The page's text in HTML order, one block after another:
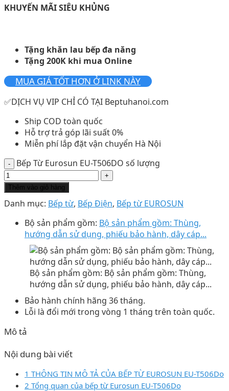
KHUYẾN MÃI SIÊU KHỦNG
Tặng khăn lau bếp đa năng
Tặng 200K khi mua Online
MUA GIÁ TỐT HƠN Ở LINK NÀY
✅DỊCH VỤ VIP CHỈ CÓ TẠI Beptuhanoi.com
Ship COD toàn quốc
Hỗ trợ trả góp lãi suất 0%
Miễn phí lắp đặt vận chuyển Hà Nội
Bếp Từ Eurosun EU-T506DO số lượng
Thêm vào giỏ hàng
Danh mục: Bếp từ, Bếp Điện, Bếp từ EUROSUN
Bộ sản phẩm gồm: Bộ sản phẩm gồm: Thùng,
hướng dẫn sử dụng, phiếu bảo hành, dây cáp...
Bộ sản phẩm gồm: Bộ sản phẩm gồm: Thùng,
hướng dẫn sử dụng, phiếu bảo hành, dây cáp...
Bảo hành chính hãng 36 tháng.
Lỗi là đổi mới trong vòng 1 tháng trên toàn quốc.
Mô tả
Nội dung bài viết
1 THÔNG TIN MÔ TẢ CỦA BẾP TỪ EUROSUN EU-T506Do
2 Tổng quan của bếp từ Eurosun EU-T506Do